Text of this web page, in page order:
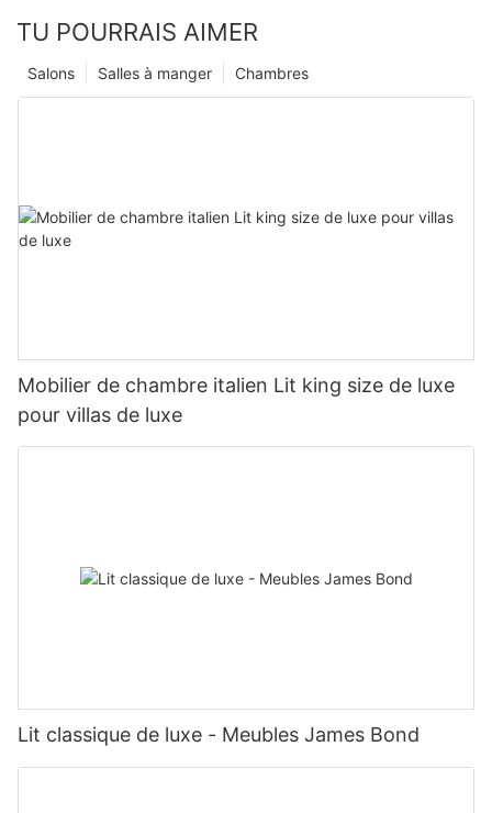
TU POURRAIS AIMER
Chambres
Salles à manger
Salons
Mobilier de chambre italien Lit king size de luxe
pour villas de luxe
Lit classique de luxe - Meubles James Bond